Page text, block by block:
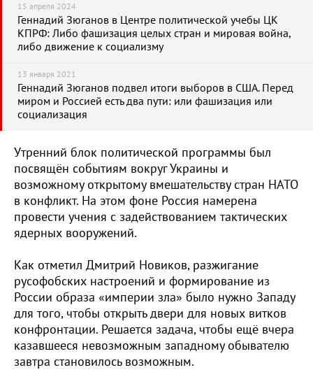
15 апреля 2024
Геннадий Зюганов в Центре политической учебы ЦК
КПРФ: Либо фашизация целых стран и мировая война,
либо движение к социализму
13 января 2021
Геннадий Зюганов подвел итоги выборов в США. Перед
миром и Россией есть два пути: или фашизация или
социализация
Утренний блок политической программы был
посвящён событиям вокруг Украины и
возможному открытому вмешательству стран НАТО
в конфликт. На этом фоне Россия намерена
провести учения с задействованием тактических
ядерных вооружений.
Как отметил Дмитрий Новиков, разжигание
русофобских настроений и формирование из
России образа «империи зла» было нужно Западу
для того, чтобы открыть двери для новых витков
конфронтации. Решается задача, чтобы ещё вчера
казавшееся невозможным западному обывателю
завтра становилось возможным.